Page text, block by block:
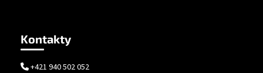
Kontakty
+421 940 502 052